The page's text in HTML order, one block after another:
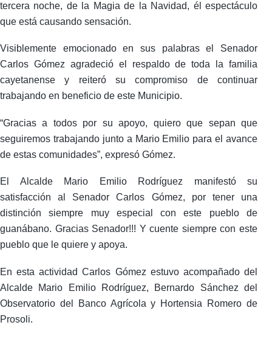
tercera noche, de la Magia de la Navidad, él espectáculo
que está causando sensación.
Visiblemente emocionado en sus palabras el Senador
Carlos Gómez agradeció el respaldo de toda la familia
cayetanense y reiteró su compromiso de continuar
trabajando en beneficio de este Municipio.
“Gracias a todos por su apoyo, quiero que sepan que
seguiremos trabajando junto a Mario Emilio para el avance
de estas comunidades”, expresó Gómez.
El Alcalde Mario Emilio Rodríguez manifestó su
satisfacción al Senador Carlos Gómez, por tener una
distinción siempre muy especial con este pueblo de
guanábano. Gracias Senador!!! Y cuente siempre con este
pueblo que le quiere y apoya.
En esta actividad Carlos Gómez estuvo acompañado del
Alcalde Mario Emilio Rodríguez, Bernardo Sánchez del
Observatorio del Banco Agrícola y Hortensia Romero de
Prosoli.